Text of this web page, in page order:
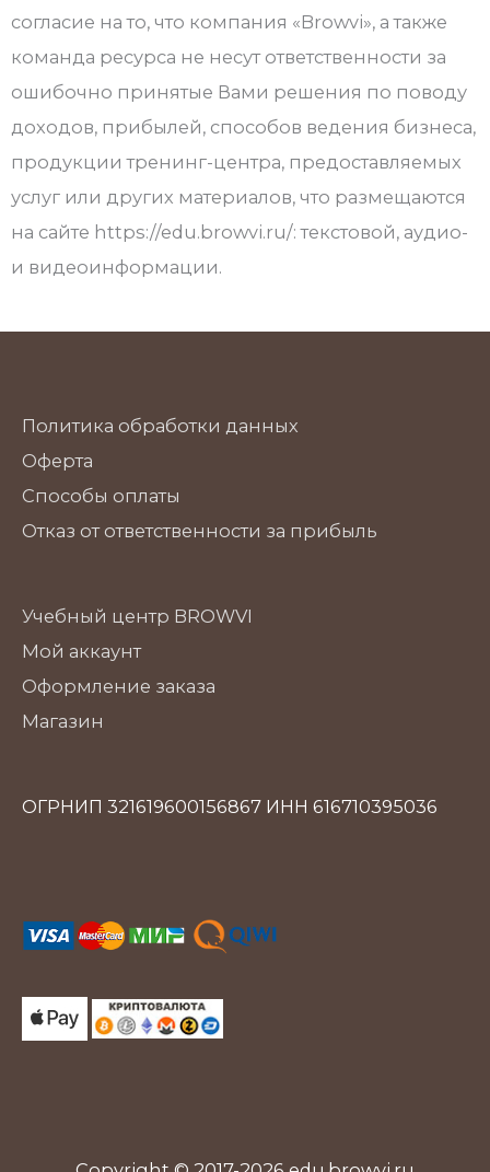
согласие на то, что компания «Browvi», а также
команда ресурса не несут ответственности за
ошибочно принятые Вами решения по поводу
доходов, прибылей, способов ведения бизнеса,
продукции тренинг-центра, предоставляемых
услуг или других материалов, что размещаются
на сайте https://edu.browvi.ru/: текстовой, аудио-
и видеоинформации.
Политика обработки данных
Оферта
Способы оплаты
Отказ от ответственности за прибыль
Учебный центр BROWVI
Мой аккаунт
Оформление заказа
Магазин
ОГРНИП 321619600156867 ИНН 616710395036